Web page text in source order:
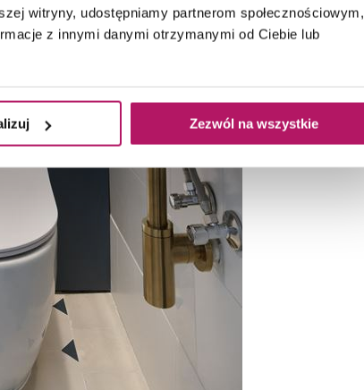
witryny, udostępniamy partnerom społecznościowym,
z innymi danymi otrzymanymi od Ciebie lub
Zezwól na wszystkie